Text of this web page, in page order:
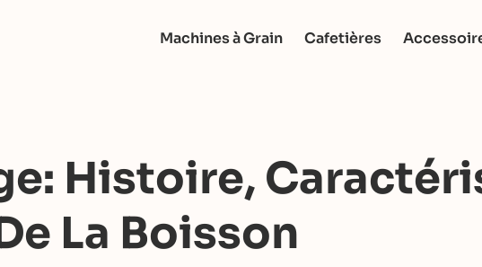
Machines à Grain Cafetières
Histoire,
La Boisson